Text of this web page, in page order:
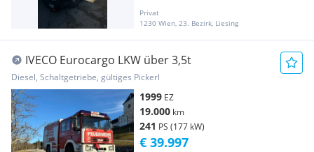
Privat
1230 Wien, 23. Bezirk, Liesing
IVECO Eurocargo LKW über 3,5t
Diesel, Schaltgetriebe, gültiges Pickerl
1999 EZ
19.000 km
241 PS (177 kW)
€ 39.997